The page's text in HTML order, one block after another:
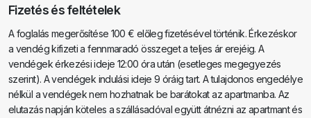
Fizetés és feltételek
A foglalás megerősítése 100 € előleg fizetésével történik. Érkezéskor
a vendég kifizeti a fennmaradó összeget a teljes ár erejéig. A
vendégek érkezési ideje 12:00 óra után (esetleges megegyezés
szerint). A vendégek indulási ideje 9 óráig tart. A tulajdonos engedélye
nélkül a vendégek nem hozhatnak be barátokat az apartmanba. Az
elutazás napján köteles a szállásadóval együtt átnézni az apartmant és